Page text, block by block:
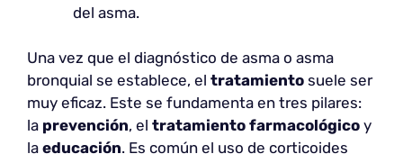
del asma.
Una vez que el diagnóstico de asma o asma
bronquial se establece, el tratamiento suele ser
muy eficaz. Este se fundamenta en tres pilares:
la prevención, el tratamiento farmacológico y
la educación. Es común el uso de corticoides